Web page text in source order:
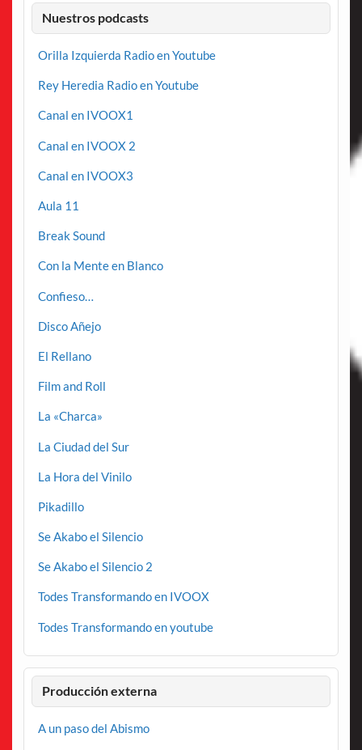
Nuestros podcasts
Orilla Izquierda Radio en Youtube
Rey Heredia Radio en Youtube
Canal en IVOOX1
Canal en IVOOX 2
Canal en IVOOX3
Aula 11
Break Sound
Con la Mente en Blanco
Confieso…
Disco Añejo
El Rellano
Film and Roll
La «Charca»
La Ciudad del Sur
La Hora del Vinilo
Pikadillo
Se Akabo el Silencio
Se Akabo el Silencio 2
Todes Transformando en IVOOX
Todes Transformando en youtube
Producción externa
A un paso del Abismo